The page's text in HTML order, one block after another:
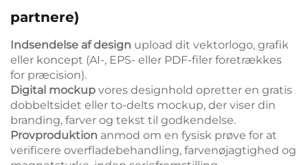
partnere)
Indsendelse af design upload dit vektorlogo, grafik
eller koncept (AI-, EPS- eller PDF-filer foretrækkes
for præcision).
Digital mockup vores designhold opretter en gratis
dobbeltsidet eller to-delts mockup, der viser din
branding, farver og tekst til godkendelse.
Provproduktion anmod om en fysisk prøve for at
verificere overfladebehandling, farvenøjagtighed og